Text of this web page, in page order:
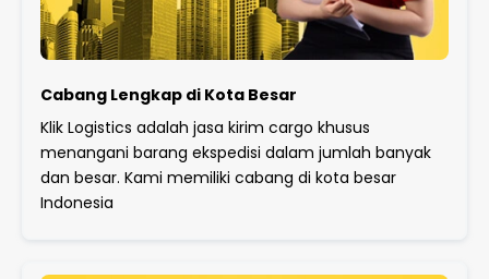
Cabang Lengkap di Kota Besar
Klik Logistics adalah jasa kirim cargo khusus
menangani barang ekspedisi dalam jumlah banyak
dan besar. Kami memiliki cabang di kota besar
Indonesia